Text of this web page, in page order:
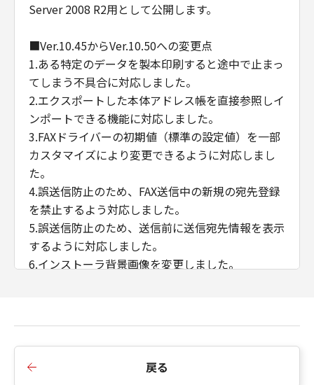
Server 2008 R2用として公開します。
■Ver.10.45からVer.10.50への変更点
1.ある特定のデータを製本印刷すると途中で止まっ
てしまう不具合に対応しました。
2.エクスポートした本体アドレス帳を直接参照しイ
ンポートできる機能に対応しました。
3.FAXドライバーの初期値（標準の設定値）を一部
カスタマイズにより変更できるように対応しまし
た。
4.誤送信防止のため、FAX送信中の新規の宛先登録
を禁止するよう対応しました。
5.誤送信防止のため、送信前に送信宛先情報を表示
するように対応しました。
6.インストーラ背景画像を変更しました。
添付機能を使用可能にしました。
戻る